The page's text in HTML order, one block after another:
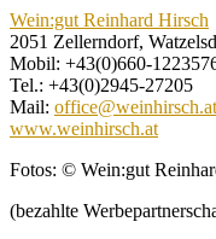
Wein:gut Reinhard Hirsch
2051 Zellerndorf,
Mobil: +43(0)660-
Tel.: +43(0)2945-27205
Mail: office@weinhirsch.at
www.weinhirsch.at
Fotos: © Wein:gut
(bezahlte